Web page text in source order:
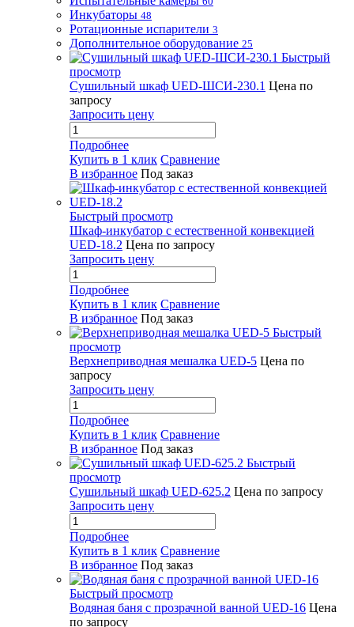
Инкубаторы 48
Ротационные испарители 3
Дополнительное оборудование 25
Быстрый
просмотр
Сушильный шкаф UED-ШСИ-230.1 Цена по
запросу
Запросить цену
Подробнее
Купить в 1 клик Сравнение
В избранное Под заказ
Быстрый просмотр
Шкаф-инкубатор с естественной конвекцией
UED-18.2 Цена по запросу
Запросить цену
Подробнее
Купить в 1 клик Сравнение
В избранное Под заказ
Быстрый
просмотр
Верхнеприводная мешалка UED-5 Цена по
запросу
Запросить цену
Подробнее
Купить в 1 клик Сравнение
В избранное Под заказ
Быстрый
просмотр
Сушильный шкаф UED-625.2 Цена по запросу
Запросить цену
Подробнее
Купить в 1 клик Сравнение
В избранное Под заказ
Быстрый просмотр
Водяная баня с прозрачной ванной UED-16 Цена
по запросу